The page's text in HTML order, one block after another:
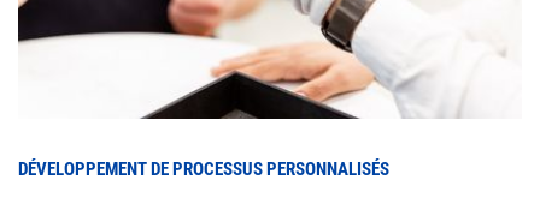
DÉVELOPPEMENT DE PROCESSUS PERSONNALISÉS